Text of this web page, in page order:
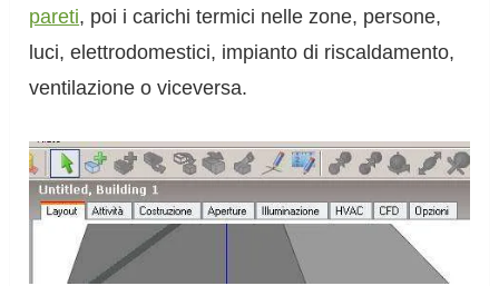
pareti, poi i carichi termici nelle zone, persone,
luci, elettrodomestici, impianto di riscaldamento,
ventilazione o viceversa.